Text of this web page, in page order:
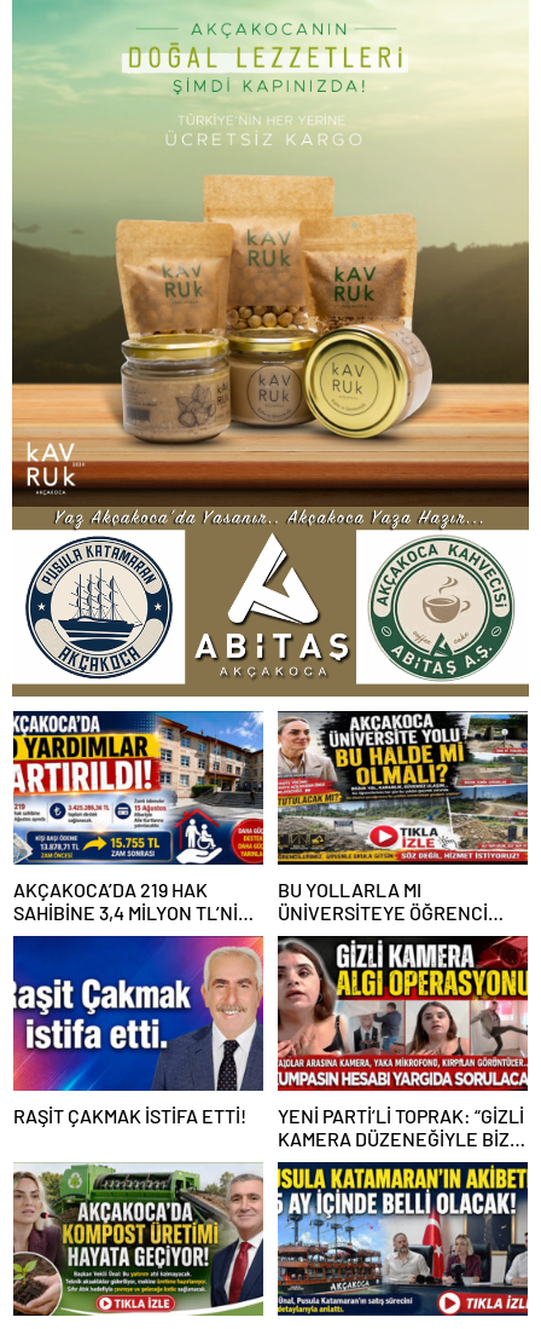
AKÇAKOCA’DA 219 HAK
SAHİBİNE 3,4 MİLYON TL’NİN
ÜZERİNDE DESTEK
BU YOLLARLA MI
ÜNİVERSİTEYE ÖĞRENCİ
ÇAĞIRACAĞIZ?
RAŞİT ÇAKMAK İSTİFA ETTİ!
YENİ PARTİ’Lİ TOPRAK: “GİZLİ
KAMERA DÜZENEĞİYLE BİZE
ALGI OPERASYONU YAPILDI”